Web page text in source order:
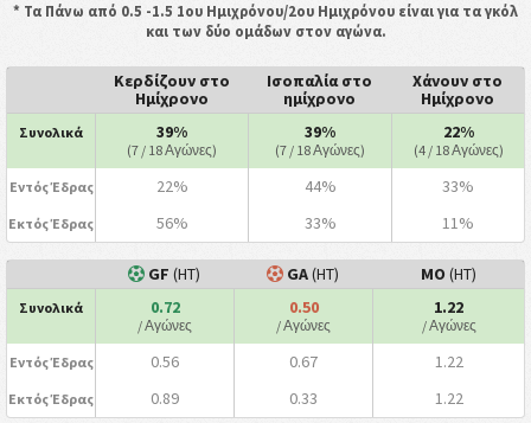
* Τα Πάνω από 0.5 -1.5 1ου Ημιχρόνου/2ου Ημιχρόνου είναι για τα γκόλ
και των δύο ομάδων στον αγώνα.
Κερδίζουν στο
Ημίχρονο
Ισοπαλία στο
ημίχρονο
Χάνουν στο
Ημίχρονο
Συνολικά 39%
(7 / 18 Αγώνες)
39%
(7 / 18 Αγώνες)
22%
(4 / 18 Αγώνες)
Εντός Έδρας 22% 44% 33%
Εκτός Έδρας 56% 33% 11%
GF (HT) GA(HT) ΜΟ (HT)
Συνολικά 0.72
/ Αγώνες
0.50
/ Αγώνες
1.22
/ Αγώνες
Εντός Έδρας 0.56 0.67 1.22
Εκτός Έδρας 0.89 0.33 1.22